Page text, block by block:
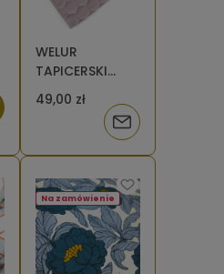
WELUR
TAPICERSKI
Riviera różowy
brudny 62
49,00 zł
Powiadom
o
dostępności
Na zamówienie